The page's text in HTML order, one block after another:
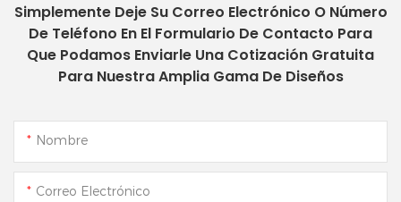
Simplemente Deje Su Correo Electrónico O Número
De Teléfono En El Formulario De Contacto Para
Que Podamos Enviarle Una Cotización Gratuita
Para Nuestra Amplia Gama De Diseños
Nombre
Correo Electrónico